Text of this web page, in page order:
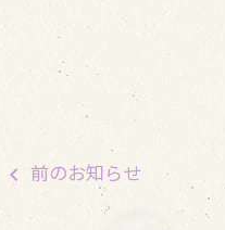
前のお知らせ